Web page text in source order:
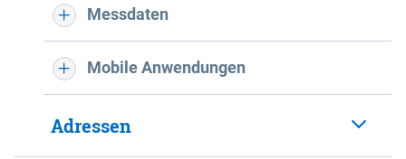
Messdaten
Mobile Anwendungen
Adressen